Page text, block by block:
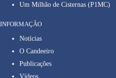
Um Milhão de Cisternas (P1MC)
INFORMAÇÃO
Notícias
O Candeeiro
Publicações
Vídeos